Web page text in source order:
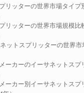
リッターの世界市場タイプ
リッターの世界市場規模比
ットスプリッターの世界
ーカーのイーサネットスプ
ーカー別イーサネットス